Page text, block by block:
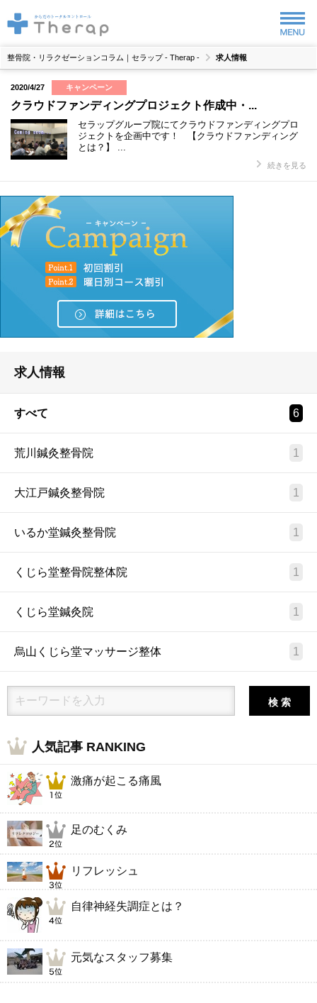
整骨院・リラクゼーションコラム｜セラップ - Therap - 求人情報
2020/4/27 キャンペーン
クラウドファンディングプロジェクト作成中・...
セラップグループ院にてクラウドファンディングプロ
ジェクトを企画中です！ 【クラウドファンディング
とは？】 ...
続きを見る
求人情報
すべて 6
荒川鍼灸整骨院 1
大江戸鍼灸整骨院 1
いるか堂鍼灸整骨院 1
くじら堂整骨院整体院 1
くじら堂鍼灸院 1
烏山くじら堂マッサージ整体 1
検 索
人気記事 RANKING
激痛が起こる痛風
足のむくみ
リフレッシュ
自律神経失調症とは？
元気なスタッフ募集